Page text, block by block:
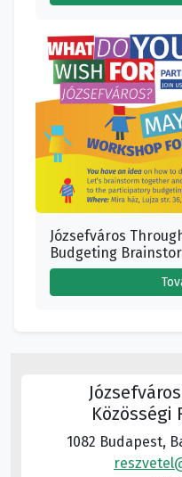
Józsefváros
Budgeting
Közösségi
1082 Budapest,